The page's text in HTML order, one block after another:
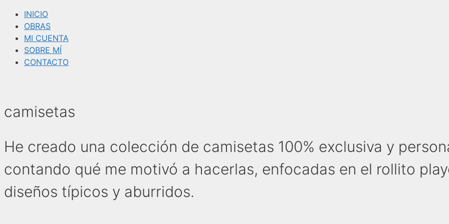
INICIO
OBRAS
MI CUENTA
SOBRE MÍ
CONTACTO
camisetas
He creado una colección de camisetas 100% exclusiva y
contando qué me motivó a hacerlas, enfocadas en el rollito
diseños típicos y aburridos.